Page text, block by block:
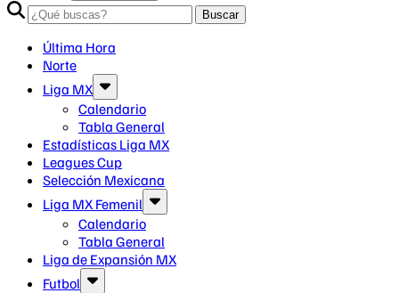
Buscar
Última Hora
Norte
Liga MX
Calendario
Tabla General
Estadísticas Liga MX
Leagues Cup
Selección Mexicana
Liga MX Femenil
Calendario
Tabla General
Liga de Expansión MX
Futbol